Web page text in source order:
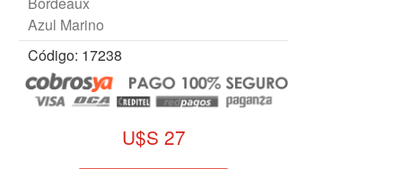
Azul Marino
Código: 17238
U$S 27